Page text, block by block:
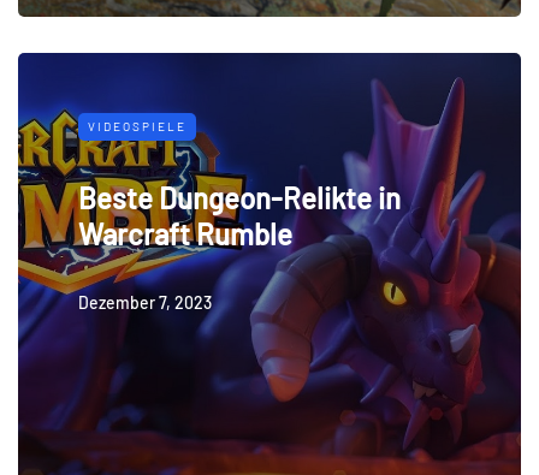
VIDEOSPIELE
Beste Dungeon-Relikte in
Warcraft Rumble
Dezember 7, 2023